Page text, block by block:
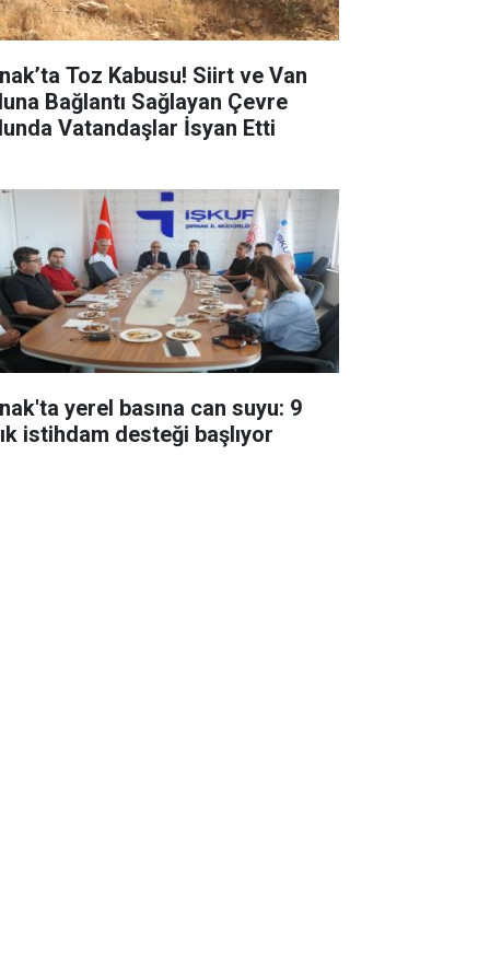
Toz Kabusu! Siirt ve Van
Bağlantı Sağlayan Çevre
Vatandaşlar İsyan Etti
yerel basına can suyu: 9
istihdam desteği başlıyor